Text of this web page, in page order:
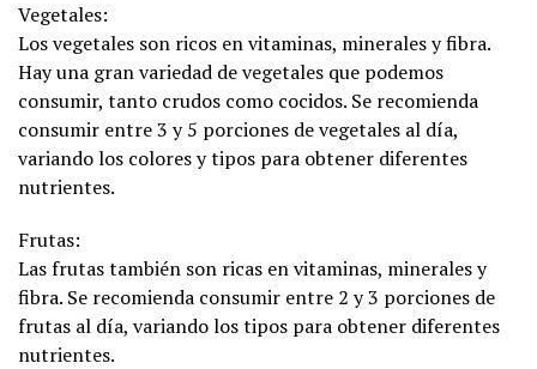
Vegetales:
Los vegetales son ricos en vitaminas, minerales y fibra.
Hay una gran variedad de vegetales que podemos
consumir, tanto crudos como cocidos. Se recomienda
consumir entre 3 y 5 porciones de vegetales al día,
variando los colores y tipos para obtener diferentes
nutrientes.
Frutas:
Las frutas también son ricas en vitaminas, minerales y
fibra. Se recomienda consumir entre 2 y 3 porciones de
frutas al día, variando los tipos para obtener diferentes
nutrientes.